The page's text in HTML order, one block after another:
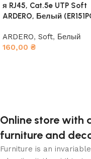
я RJ45, Cat.5e UTP Soft
ARDERO, Белый
ARDERO, Soft, Белый
160,00 ₴
Online store with
furniture and
Furniture is an